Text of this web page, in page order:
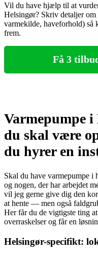
Vil du have hjælp til at
Helsingør? Skriv detaljer
varmekilde, haveforhold) så
frem.
Få 3
Varmepumpe
du skal være
du hyrer en
Skal du have varmepumpe i
og nogen, der har arbejdet
vil jeg gerne give dig den
at hente — men også
Her får du de vigtigste ting
overraskelser og får en
Helsingør-specifikt: